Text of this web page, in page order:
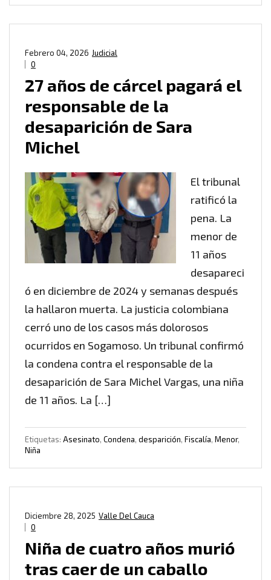
Judicial
Febrero 04, 2026
0
27 años de cárcel pagará el
responsable de la
desaparición de Sara
Michel
El tribunal
ratificó la
pena. La
menor de
11 años
desapareci
ó en diciembre de 2024 y semanas después
la hallaron muerta. La justicia colombiana
cerró uno de los casos más dolorosos
ocurridos en Sogamoso. Un tribunal confirmó
la condena contra el responsable de la
desaparición de Sara Michel Vargas, una niña
de 11 años. La […]
Etiquetas: Asesinato, Condena, desparición, Fiscalía, Menor,
Niña
Valle Del Cauca
Diciembre 28, 2025
0
Niña de cuatro años murió
tras caer de un caballo